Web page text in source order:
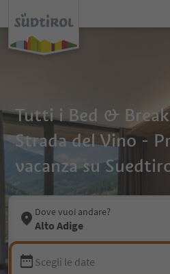
Tutti i Bed &
Strada del Vino -
vacanza su
Dove vuoi andare?
Alto Adige
Scegli le date